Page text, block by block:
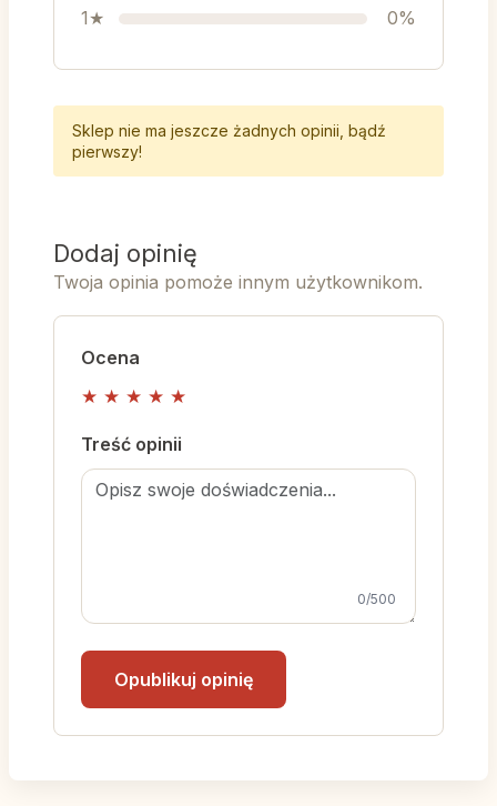
1★
0%
Sklep nie ma jeszcze żadnych opinii, bądź
pierwszy!
Dodaj opinię
Twoja opinia pomoże innym użytkownikom.
Ocena
★ ★ ★ ★ ★
Treść opinii
0/500
Opublikuj opinię